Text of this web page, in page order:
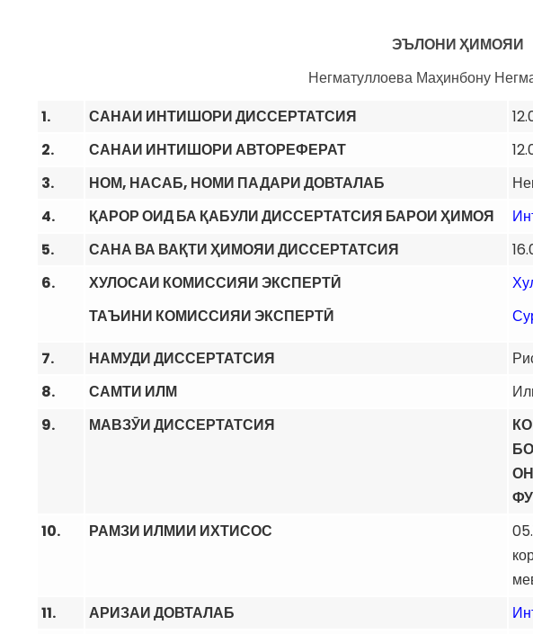
ЭЪЛОНИ ҲИМОЯИ
Негматуллоева Маҳинбону
1.
САНАИ ИНТИШОРИ ДИССЕРТАТСИЯ
2.
САНАИ ИНТИШОРИ АВТОРЕФЕРАТ
3.
НОМ, НАСАБ, НОМИ ПАДАРИ ДОВТАЛАБ
4.
ҚАРОР ОИД БА ҚАБУЛИ ДИССЕРТАТСИЯ БАРОИ ҲИМОЯ
5.
САНА ВА ВАҚТИ ҲИМОЯИ ДИССЕРТАТСИЯ
6.
ХУЛОСАИ КОМИССИЯИ ЭКСПЕРТӢ
ТАЪИНИ КОМИССИЯИ ЭКСПЕРТӢ
7. НАМУДИ ДИССЕРТАТСИЯ
8.
САМТИ ИЛМ
9.
МАВЗӮИ ДИССЕРТАТСИЯ
10.
РАМЗИ ИЛМИИ ИХТИСОС
11.
АРИЗАИ ДОВТАЛАБ